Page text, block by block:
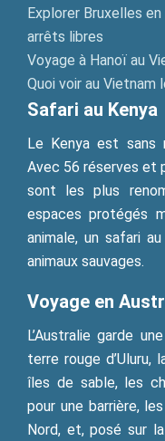
Explorer Bruxelles
arrêts libres
Voyage à Hanoï au
Quoi voir au Vietnam
Safari au Kenya
Le Kenya est sans
Avec 56 réserves et
sont les plus
espaces protégés
animale, un safari
animaux sauvages.
Voyage en
L’Australie garde
terre rouge d’Uluru,
îles de sable, les
pour une barrière,
Nord, et, posé sur